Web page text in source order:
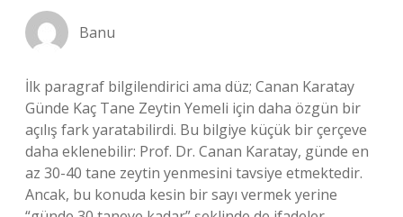
Banu
İlk paragraf bilgilendirici ama düz; Canan Karatay
Günde Kaç Tane Zeytin Yemeli için daha özgün bir
açılış fark yaratabilirdi. Bu bilgiye küçük bir çerçeve
daha eklenebilir: Prof. Dr. Canan Karatay, günde en
az 30-40 tane zeytin yenmesini tavsiye etmektedir.
Ancak, bu konuda kesin bir sayı vermek yerine